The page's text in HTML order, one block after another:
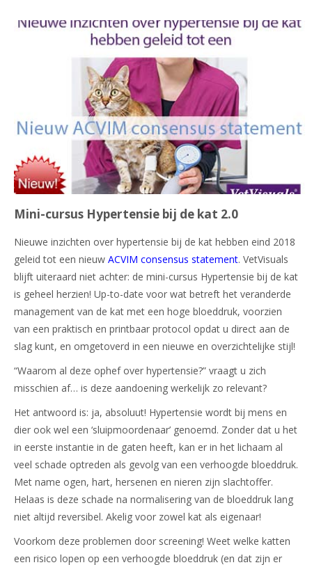
Mini-cursus Hypertensie bij de kat 2.0
Nieuwe inzichten over hypertensie bij de kat hebben eind 2018
geleid tot een nieuw ACVIM consensus statement. VetVisuals
blijft uiteraard niet achter: de mini-cursus Hypertensie bij de kat
is geheel herzien! Up-to-date voor wat betreft het veranderde
management van de kat met een hoge bloeddruk, voorzien
van een praktisch en printbaar protocol opdat u direct aan de
slag kunt, en omgetoverd in een nieuwe en overzichtelijke stijl!
“Waarom al deze ophef over hypertensie?” vraagt u zich
misschien af… is deze aandoening werkelijk zo relevant?
Het antwoord is: ja, absoluut! Hypertensie wordt bij mens en
dier ook wel een ‘sluipmoordenaar’ genoemd. Zonder dat u het
in eerste instantie in de gaten heeft, kan er in het lichaam al
veel schade optreden als gevolg van een verhoogde bloeddruk.
Met name ogen, hart, hersenen en nieren zijn slachtoffer.
Helaas is deze schade na normalisering van de bloeddruk lang
niet altijd reversibel. Akelig voor zowel kat als eigenaar!
Voorkom deze problemen door screening! Weet welke katten
een risico lopen op een verhoogde bloeddruk (en dat zijn er